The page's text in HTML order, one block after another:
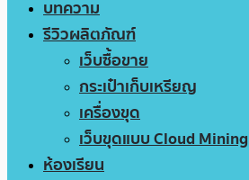
บทความ
รีวิวผลิตภัณฑ์
เว็บซื้อขาย
กระเป๋าเก็บเหรียญ
เครื่องขุด
เว็บขุดแบบ Cloud Mining
ห้องเรียน